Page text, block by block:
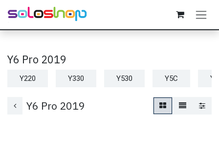
Passa al contenuto
Y6 Pro 2019
Y220 Y330 Y530 Y5C Y6
Y6 Pro 2019